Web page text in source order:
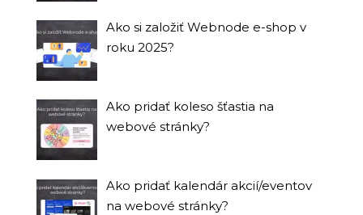
Ako si založiť Webnode e-shop v
roku 2025?
Ako pridať koleso šťastia na
webové stránky?
Ako pridať kalendár akcií/eventov
na webové stránky?